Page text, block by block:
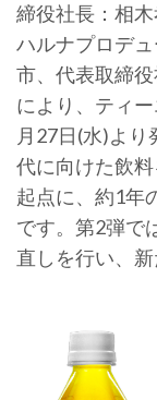
締役社長：相
ハルナプロデ
市、代表取締
により、ティ
月27日(水)よ
代に向けた飲
起点に、約1年
です。第2弾で
直しを行い、新